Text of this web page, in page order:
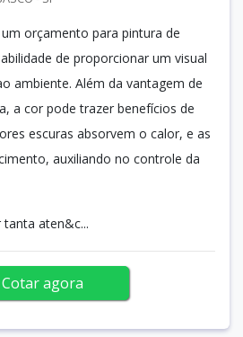
orçamento para pintura de
de proporcionar um visual
ambiente. Além da vantagem de
a cor pode trazer benefícios de
escuras absorvem o calor, e as
auxiliando no controle da
aten&c...
Cotar agora